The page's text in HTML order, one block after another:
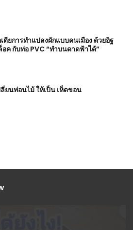
เดียการทำแปลงผักแบบคนเมือง ด้วยอิฐ
อค กับท่อ PVC “ทำบนดาดฟ้าได้”
ลี่ยนท่อนไม้ ให้เป็น เห็ดขอน